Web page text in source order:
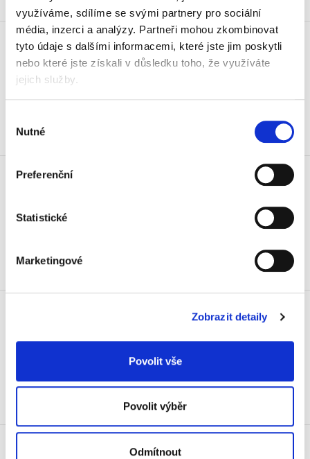
využíváme, sdílíme se svými partnery pro sociální
média, inzerci a analýzy. Partneři mohou zkombinovat
tyto údaje s dalšími informacemi, které jste jim poskytli
nebo které jste získali v důsledku toho, že využíváte
jejich služby.
souhlasu
Nutné
Preferenční
Statistické
Marketingové
Zobrazit detaily
Povolit vše
Povolit výběr
Odmítnout
Skladem
Tužka grafitová 1380 č.2 (HB)
s gumou, mix
6,50 Kč
7,87 Kč vč. DPH
Barva razítková 142501, černá
50 ml
Barva temperová Koh-i-noor,
Koupit
Barva temperová Koh-i-noor,
16 ml, krycí běloba